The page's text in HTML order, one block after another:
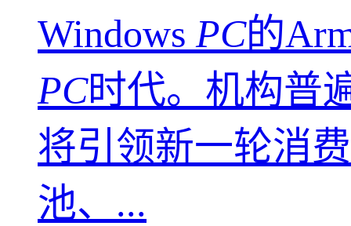
Windows PC的
PC时代。机构普
将引领新一轮消
池、...